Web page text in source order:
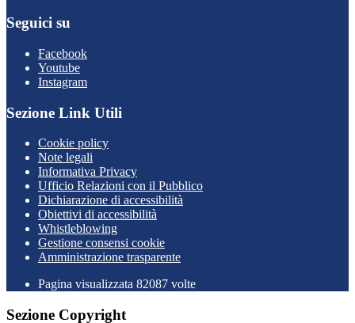
Seguici su
Facebook
Youtube
Instagram
Sezione Link Utili
Cookie policy
Note legali
Informativa Privacy
Ufficio Relazioni con il Pubblico
Dichiarazione di accessibilità
Obiettivi di accessibilità
Whistleblowing
Gestione consensi cookie
Amministrazione trasparente
Pagina visualizzata 82087 volte
Sezione Copyright